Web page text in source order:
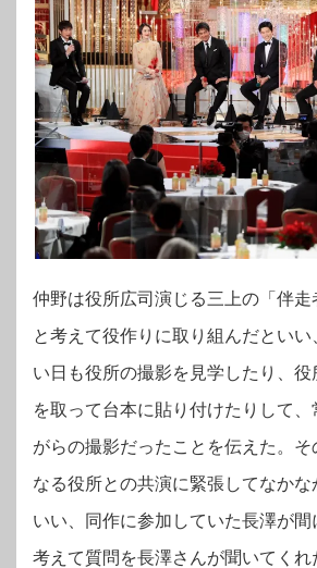
仲野は役所広司演じる三上の「伴走
と考えて役作りに取り組んだとい
い日も役所の撮影を見学したり、役
を取って台本に貼り付けたりして
がらの撮影だったことを伝えた。そ
なる役所との共演に緊張してなかな
いい、同作に参加していた長澤が
考えて質問を長澤さんが聞いてくれ